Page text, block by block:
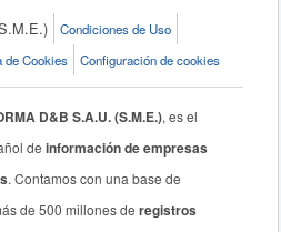
Condiciones de Uso
de Cookies Configuración de cookies
D&B S.A.U. (S.M.E.), es el
deinformación de empresas
. Contamos con una base de
de 500 millones deregistros